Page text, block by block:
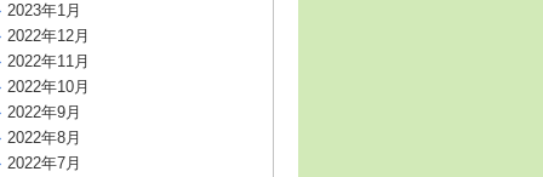
2023年1月
2022年12月
2022年11月
2022年10月
2022年9月
2022年8月
2022年7月